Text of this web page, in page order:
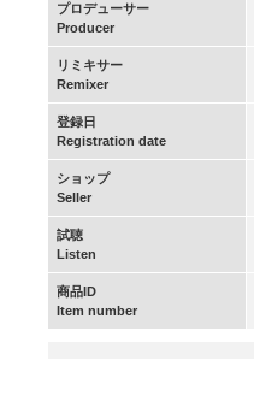
プロデューサー
Producer
リミキサー
Remixer
登録日
Registration date
ショップ
Seller
試聴
Listen
商品ID
Item number